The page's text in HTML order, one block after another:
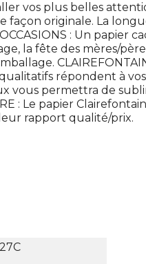
vos plus belles
façon originale. La
: Un papier
la fête des mères/
répondent à
vous permettra de
: Le papier
rapport qualité/prix.